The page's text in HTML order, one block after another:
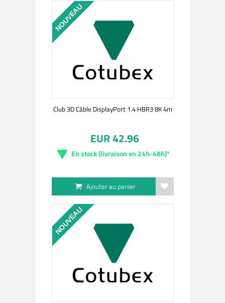
NOUVEAU
Club 3D Câble DisplayPort 1.4 HBR3 8K 4m
EUR 42.96
En stock (livraison en 24h-48h)*
Ajouter au panier
NOUVEAU